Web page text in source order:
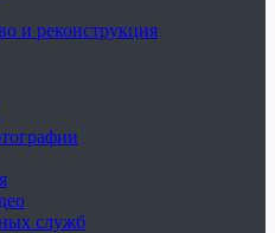
и реконструкция
служб